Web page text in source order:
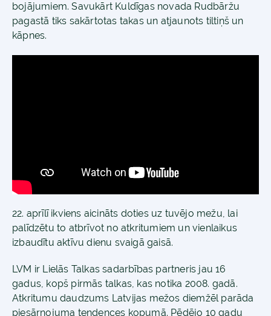
bojājumiem. Savukārt Kuldīgas novada Rudbāržu
pagastā tiks sakārtotas takas un atjaunots tiltiņš un
kāpnes.
22. aprīlī ikviens aicināts doties uz tuvējo mežu, lai
palīdzētu to atbrīvot no atkritumiem un vienlaikus
izbaudītu aktīvu dienu svaigā gaisā.
LVM ir Lielās Talkas sadarbības partneris jau 16
gadus, kopš pirmās talkas, kas notika 2008. gadā.
Atkritumu daudzums Latvijas mežos diemžēl parāda
piesārņojuma tendences kopumā. Pēdējo 10 gadu